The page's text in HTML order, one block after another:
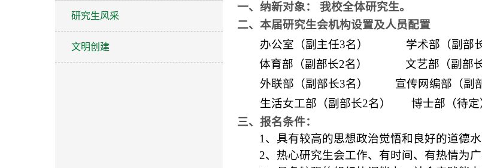
研究生风采
文明创建
一、纳新对象： 我校全体研究生。
二、本届研究生会机构设置及人员配置
办公室（副主任3名 ） 学术部（副部
体育部（副部长2名 ） 文艺部（副部
外联部（副部长3名 ） 宣传网编部（副
生活女工部（副部长2名 ）
博士部（待定
三、 报名条件：
1 、具有较高的思想政治觉悟和良好的道德
2、热心研究生会工作、有时间、有热情为广